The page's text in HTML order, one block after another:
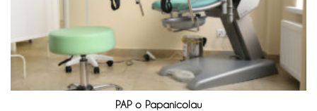
PAP o Papanicolau